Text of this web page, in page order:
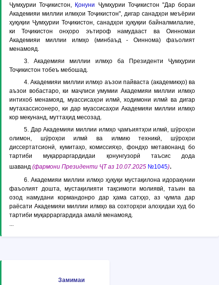
Ҷумҳурии Тоҷикистон, Қонуни Ҷумҳурии Тоҷикистон "Дар бораи
Академияи миллии илмҳои Тоҷикистон", дигар санадҳои меъёрии
ҳуқуқии Ҷумҳурии Тоҷикистон, санадҳои ҳуқуқии байналмилалие,
ки Тоҷикистон онҳоро эътироф намудааст ва Оинномаи
Академияи миллии илмҳо (минбаъд -Оиннома) фаъолият
менамояд.
3. Академияи миллии илмҳо ба Президенти Ҷумҳурии
Тоҷикистон тобеъ мебошад.
4. Академияи миллии илмҳо аъзои пайваста (академикҳо) ва
аъзои вобастаро, ки маҷлиси умумии Академияи миллии илмҳо
интихоб менамояд, муассисаҳои илмӣ, ходимони илмӣ ва дигар
мутахассисонеро, ки дар муассисаҳои Академияи миллии илмҳо
кор мекунанд, муттаҳид месозад.
5. Дар Академияи миллии илмҳо ҷамъиятҳои илмӣ, шӯроҳои
олимон, шӯроҳои илмӣ ва илмию техникӣ, шӯроҳои
диссертатсионӣ, кумитаҳо, комиссияҳо, фондҳо метавонанд бо
тартиби муқарраргардидаи қонунгузорӣ таъсис дода
шаванд (фармони Президенти ҶТ аз 10.07.2025 №1045).
6. Академияи миллии илмҳо ҳуқуқи мустақилона идоракунии
фаъолият дошта, мустақилияти тақсимоти молиявӣ, таъин ва
озод намудани кормандонро дар ҳама сатҳҳо, аз ҷумла дар
раёсати Академияи миллии илмҳо ва сохторҳои алоҳидаи худ бо
тартиби муқарраргардида амалӣ менамояд.
...
Замимаи